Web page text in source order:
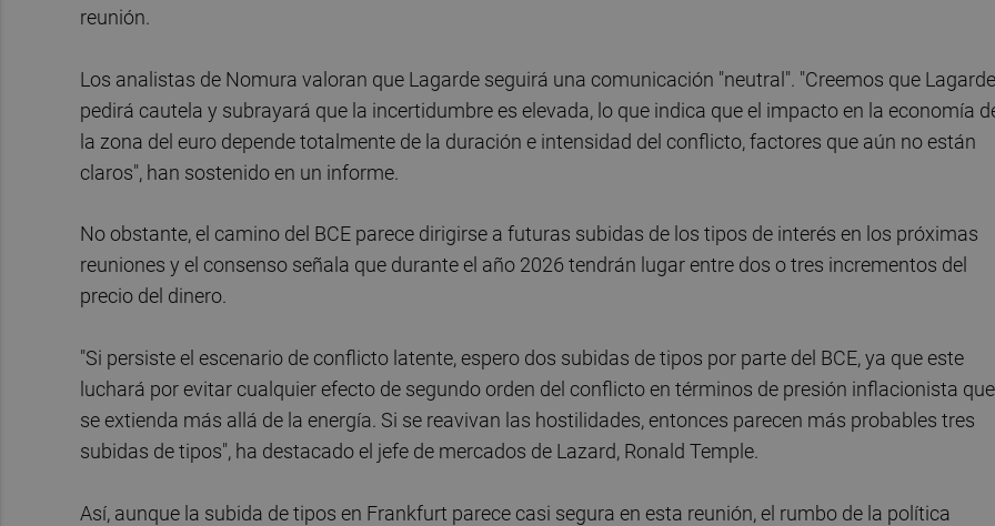
reunión.
Los analistas de Nomura valoran que Lagarde seguirá una comunicación "neutral". "Creemos que Lagarde
pedirá cautela y subrayará que la incertidumbre es elevada, lo que indica que el impacto en la economía
la zona del euro depende totalmente de la duración e intensidad del conflicto, factores que aún no están
claros", han sostenido en un informe.
No obstante, el camino del BCE parece dirigirse a futuras subidas de los tipos de interés en los próximas
reuniones y el consenso señala que durante el año 2026 tendrán lugar entre dos o tres incrementos del
precio del dinero.
"Si persiste el escenario de conflicto latente, espero dos subidas de tipos por parte del BCE, ya que este
luchará por evitar cualquier efecto de segundo orden del conflicto en términos de presión inflacionista que
se extienda más allá de la energía. Si se reavivan las hostilidades, entonces parecen más probables tres
subidas de tipos", ha destacado el jefe de mercados de Lazard, Ronald Temple.
Así, aunque la subida de tipos en Frankfurt parece casi segura en esta reunión, el rumbo de la política